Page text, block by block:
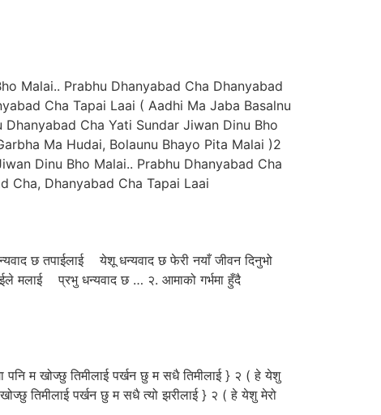
Malai.. Prabhu Dhanyabad Cha Dhanyabad
Cha Tapai Laai ( Aadhi Ma Jaba Basalnu
Cha Yati Sundar Jiwan Dinu Bho
Ma Hudai, Bolaunu Bhayo Pita Malai )2
Dinu Bho Malai.. Prabhu Dhanyabad Cha
Cha, Dhanyabad Cha Tapai Laai
छ तपाईलाई येशू धन्यवाद छ फेरी नयाँ जीवन दिनुभो
मलाई प्रभु धन्यवाद छ … २. आमाको गर्भमा हुँदै
म खोज्छु तिमीलाई पर्खन छु म सधै तिमीलाई } २ ( हे येशु
तिमीलाई पर्खन छु म सधै त्यो झरीलाई } २ ( हे येशु मेरो